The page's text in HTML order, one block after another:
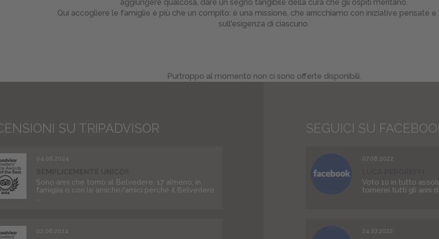
aggiungere qualcosa, dare un segno tangibile della cura che gli ospiti meritano.
Qui accogliere le famiglie è più che un compito: è una missione, che arricchiamo con iniziative pensate
sull'esigenza di ciascuno.
Purtroppo al momento non ci sono offerte disponibili.
SU TRIPADVISOR
04.06.2024
Sono anni che torno al Belvedere, 17 almeno, in
famiglia o con le amiche/amici perché il Belvedere
...
02.06.2024
SEGUICI SU
07.08.2022
Voto 10 in tutto
tornerei tutti gli anni
24.07.2022